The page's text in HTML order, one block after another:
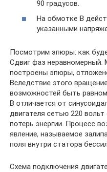
90 градусов.
На обмотке В
указанными
Посмотрим эпюры: как
Сдвиг фаз
построены эпюры,
Вследствие этого
возможностей быть
В отличается от
двигателя сетью 220
потерь энергии. Процесс
явление, называемое
поля внутри статора
Схема подключения